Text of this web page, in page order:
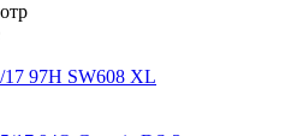
17 97H SW608 XL